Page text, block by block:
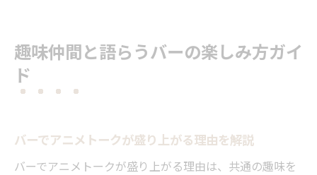
趣味仲間と語らうバーの楽しみ方ガイ
ド
バーでアニメトークが盛り上がる理由を解説
バーでアニメトークが盛り上がる理由は、共通の趣味を